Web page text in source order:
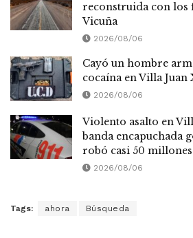
reconstruida con los
Vicuña
2026/08/06
Cayó un hombre
cocaína en Villa Juan
2026/08/06
Violento asalto en
banda encapuchada
robó casi 50 millones
2026/08/06
Tags: ahora Búsqueda